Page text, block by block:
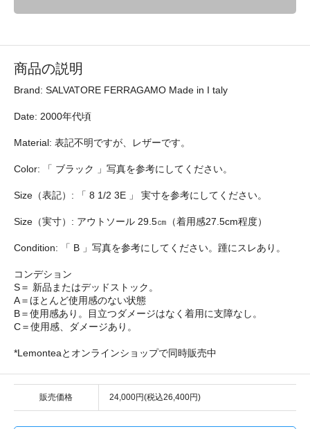
商品の説明
Brand: SALVATORE FERRAGAMO Made in I taly
Date: 2000年代頃
Material: 表記不明ですが、レザーです。
Color: 「 ブラック 」写真を参考にしてください。
Size（表記）: 「 8 1/2 3E 」 実寸を参考にしてください。
Size（実寸）: アウトソール 29.5㎝（着用感27.5cm程度）
Condition: 「 B 」写真を参考にしてください。踵にスレあり。
コンデション
S＝ 新品またはデッドストック。
A＝ほとんど使用感のない状態
B＝使用感あり。目立つダメージはなく着用に支障なし。
C＝使用感、ダメージあり。
*Lemonteaとオンラインショップで同時販売中
販売価格 24,000円(税込26,400円)